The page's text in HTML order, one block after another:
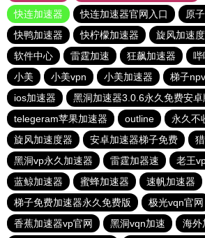
快连加速器
快连加速器官网入口
原
快鸭加速器
快柠檬加速器 旋风加速
软件中心
雷霆加速 狂飙加速器 哔
小美
小美vpn 小美加速器
梯子
ios加速器
黑洞加速器3.0.6永久免费安卓
telegeram苹果加速器
outline
永久不
旋风加速度器
安卓加速器梯子免费
黑洞vp永久加速器
雷霆加器速 老王
蓝鲸加速器
蜜蜂加速器 速帆加速器
梯子免费加速器永久免费版
极光vqn官网
香蕉加速器vp官网
黑洞vqn加速
海外